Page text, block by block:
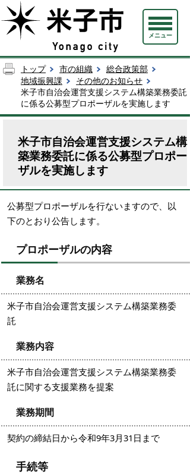
メニュー
トップ 市の組織
総合政策部
地域振興課
その他のお知らせ
米子市自治会運営支援システム構築業務委託
に係る公募型プロポーザルを実施します
米子市自治会運営支援システム構
築業務委託に係る公募型プロポー
ザルを実施します
公募型プロポーザルを行ないますので、以
下のとおり公告します。
プロポーザルの内容
業務名
米子市自治会運営支援システム構築業務委
託
業務内容
米子市自治会運営支援システム構築業務委
託に関する支援業務を提案
業務期間
契約の締結日から令和9年3月31日まで
手続等